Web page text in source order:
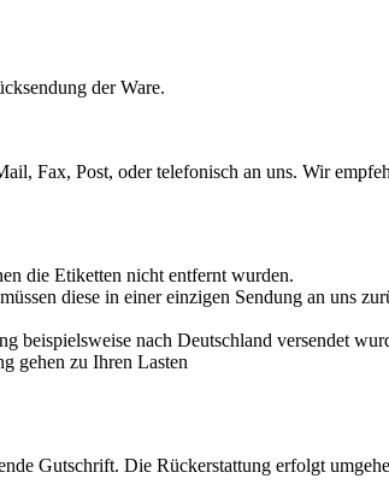
der Ware.
Fax, Post, oder telefonisch an uns. Wir
die Etiketten nicht entfernt wurden.
diese in einer einzigen Sendung an uns
nach Deutschland versendet
gehen zu Ihren Lasten
Gutschrift. Die Rückerstattung erfolgt